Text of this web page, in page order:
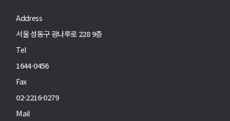
Address
서울 성동구 광나루로 228 9층
Tel
1644-0456
Fax
02-2216-0279
Mail